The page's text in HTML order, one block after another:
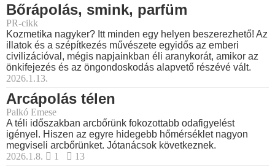
Bőrápolás, smink, parfüm
PR-cikk
Kozmetika nagyker? Itt minden egy helyen beszerezhető! Az
illatok és a szépítkezés művészete egyidős az emberi
civilizációval, mégis napjainkban éli aranykorát, amikor az
önkifejezés és az öngondoskodás alapvető részévé vált.
2026.1.13.
Arcápolás télen
Palkó Emese
A téli időszakban arcbőrünk fokozottabb odafigyelést
igényel. Hiszen az egyre hidegebb hőmérséklet nagyon
megviseli arcbőrünket. Jótanácsok következnek.
2026.1.8.
1 13